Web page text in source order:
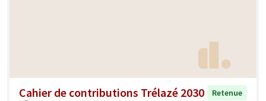
Cahier de contributions Trélazé 2030
Retenue